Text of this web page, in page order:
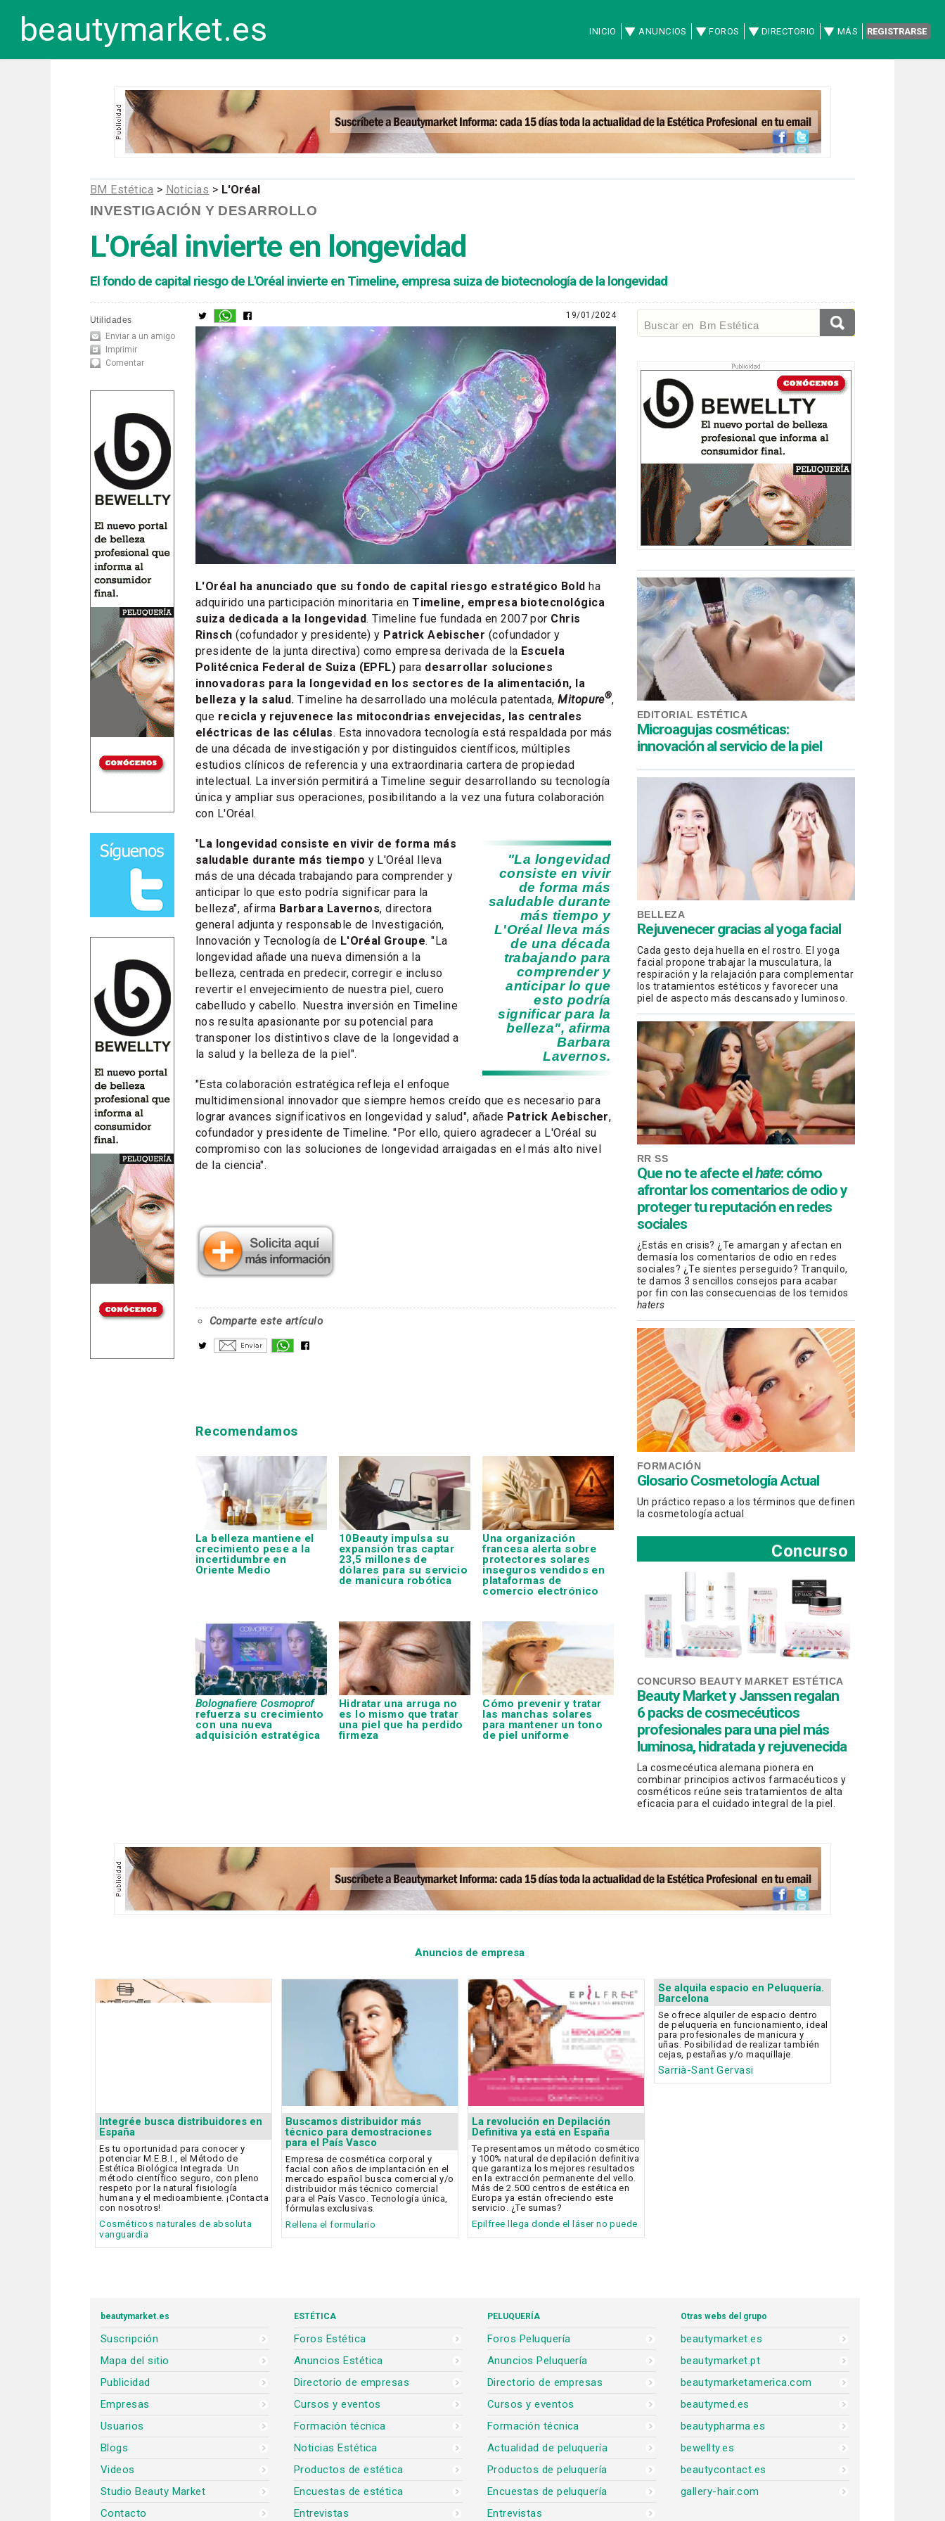
beautymarket.es INICIO ANUNCIOS FOROS DIRECTORIO MÁS REGISTRARSE
BM Estética > Noticias > L'Oréal
INVESTIGACIÓN Y DESARROLLO
L'Oréal invierte en longevidad
El fondo de capital riesgo de L'Oréal invierte en Timeline, empresa suiza de biotecnología de la longevidad
Utilidades
Enviar a un amigo
Imprimir
Comentar
EDITORIAL ESTÉTICA
Microagujas cosméticas:
innovación al servicio de la piel
BELLEZA
Rejuvenecer gracias al yoga facial
Cada gesto deja huella en el rostro. El yoga
facial propone trabajar la musculatura, la
respiración y la relajación para complementar
los tratamientos estéticos y favorecer una
piel de aspecto más descansado y luminoso.
RR SS
Que no te afecte el hate: cómo
afrontar los comentarios de odio y
proteger tu reputación en redes
sociales
¿Estás en crisis? ¿Te amargan y afectan en
demasía los comentarios de odio en redes
sociales? ¿Te sientes perseguido? Tranquilo,
te damos 3 sencillos consejos para acabar
por fin con las consecuencias de los temidos
haters
FORMACIÓN
Glosario Cosmetología Actual
Un práctico repaso a los términos que definen
la cosmetología actual
Concurso
CONCURSO BEAUTY MARKET ESTÉTICA
Beauty Market y Janssen regalan
6 packs de cosmecéuticos
profesionales para una piel más
luminosa, hidratada y rejuvenecida
La cosmecéutica alemana pionera en
combinar principios activos farmacéuticos y
cosméticos reúne seis tratamientos de alta
eficacia para el cuidado integral de la piel.
19/01/2024
L'Oréal ha anunciado que su fondo de capital riesgo estratégico Bold ha
adquirido una participación minoritaria enTimeline, empresa biotecnológica
suiza dedicada a la longevidad. Timeline fue fundada en 2007 por Chris
Rinsch(cofundador y presidente) y Patrick Aebischer (cofundador y
presidente de la junta directiva) como empresa derivada de la Escuela
Politécnica Federal de Suiza (EPFL) para desarrollar soluciones
innovadoras para la longevidad en los sectores de la alimentación, la
belleza y la salud. Timeline ha desarrollado una molécula patentada,Mitopure®,
que recicla y rejuvenece las mitocondrias envejecidas, las centrales
eléctricas de las células. Esta innovadora tecnología está respaldada por más
de una década de investigación y por distinguidos científicos, múltiples
estudios clínicos de referencia y una extraordinaria cartera de propiedad
intelectual. La inversión permitirá a Timeline seguir desarrollando su tecnología
única y ampliar sus operaciones, posibilitando a la vez una futura colaboración
con L'Oréal.
"La longevidad
consiste en vivir
de forma más
saludable durante
más tiempo y
L'Oréal lleva más
de una década
trabajando para
comprender y
anticipar lo que
esto podría
significar para la
belleza", afirma
Barbara
Lavernos.
"La longevidad consiste en vivir de forma más
saludable durante más tiempo y L'Oréal lleva
más de una década trabajando para comprender y
anticipar lo que esto podría significar para la
belleza", afirma Barbara Lavernos, directora
general adjunta y responsable de Investigación,
Innovación y Tecnología de L'Oréal Groupe. "La
longevidad añade una nueva dimensión a la
belleza, centrada en predecir, corregir e incluso
revertir el envejecimiento de nuestra piel, cuero
cabelludo y cabello. Nuestra inversión en Timeline
nos resulta apasionante por su potencial para
transponer los distintivos clave de la longevidad a
la salud y la belleza de la piel".
"Esta colaboración estratégica refleja el enfoque
multidimensional innovador que siempre hemos creído que es necesario para
lograr avances significativos en longevidad y salud", añade Patrick Aebischer,
cofundador y presidente de Timeline. "Por ello, quiero agradecer a L'Oréal su
compromiso con las soluciones de longevidad arraigadas en el más alto nivel
de la ciencia".
Comparte este artículo
Recomendamos
La belleza mantiene el
crecimiento pese a la
incertidumbre en
Oriente Medio
10Beauty impulsa su
expansión tras captar
23,5 millones de
dólares para su servicio
de manicura robótica
Una organización
francesa alerta sobre
protectores solares
inseguros vendidos en
plataformas de
comercio electrónico
Bolognafiere Cosmoprof
refuerza su crecimiento
con una nueva
adquisición estratégica
Hidratar una arruga no
es lo mismo que tratar
una piel que ha perdido
firmeza
Cómo prevenir y tratar
las manchas solares
para mantener un tono
de piel uniforme
Anuncios de empresa
Integrée busca distribuidores en
España
Es tu oportunidad para conocer y
potenciar M.E.B.I., el Método de
Estética Biológica Integrada. Un
método científico seguro, con pleno
respeto por la natural fisiología
humana y el medioambiente. ¡Contacta
con nosotros!
Cosméticos naturales de absoluta
vanguardia
Buscamos distribuidor más
técnico para demostraciones
para el País Vasco
Empresa de cosmética corporal y
facial con años de implantación en el
mercado español busca comercial y/o
distribuidor más técnico comercial
para el País Vasco. Tecnología única,
fórmulas exclusivas.
Rellena el formulario
La revolución en Depilación
Definitiva ya está en España
Te presentamos un método cosmético
y 100% natural de depilación definitiva
que garantiza los mejores resultados
en la extracción permanente del vello.
Más de 2.500 centros de estética en
Europa ya están ofreciendo este
servicio. ¿Te sumas?
Epilfree llega donde el láser no puede
Se alquila espacio en Peluquería.
Barcelona
Se ofrece alquiler de espacio dentro
de peluquería en funcionamiento, ideal
para profesionales de manicura y
uñas. Posibilidad de realizar también
cejas, pestañas y/o maquillaje.
Sarrià-Sant Gervasi
beautymarket.es
Suscripción
Mapa del sitio
Publicidad
Empresas
Usuarios
Blogs
Videos
Studio Beauty Market
Contacto
ESTÉTICA
Foros Estética
Anuncios Estética
Directorio de empresas
Cursos y eventos
Formación técnica
Noticias Estética
Productos de estética
Encuestas de estética
Entrevistas
PELUQUERÍA
Foros Peluquería
Anuncios Peluquería
Directorio de empresas
Cursos y eventos
Formación técnica
Actualidad de peluquería
Productos de peluquería
Encuestas de peluquería
Entrevistas
Otras webs del grupo
beautymarket.es
beautymarket.pt
beautymarketamerica.com
beautymed.es
beautypharma.es
bewellty.es
beautycontact.es
gallery-hair.com